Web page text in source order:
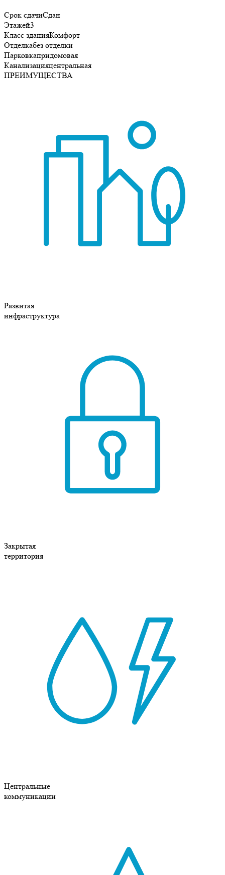
Срок сдачиСдан
Этажей3
Класс зданияКомфорт
Отделкабез отделки
Парковкапридомовая
Канализацияцентральная
ПРЕИМУЩЕСТВА
Развитая
инфраструктура
Закрытая
территория
Центральные
коммуникации